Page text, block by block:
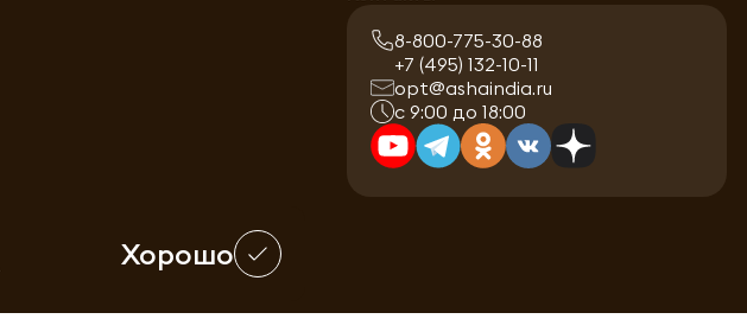
8-800-775-30-88
+7 (495) 132-10-11
opt@ashaindia.ru
с 9:00 до 18:00
Хорошо